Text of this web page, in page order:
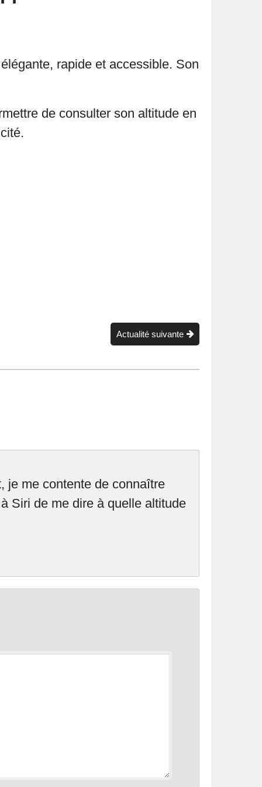
rapide et accessible. Son
de consulter son altitude en
Actualité suivante
je me contente de connaître
Siri de me dire à quelle altitude